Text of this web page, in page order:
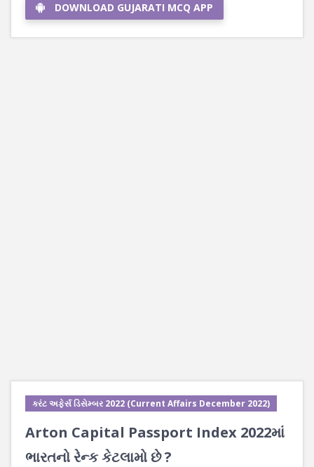
DOWNLOAD GUJARATI MCQ APP
કરંટ અફેર્સ ડિસેમ્બર 2022 (Current Affairs December 2022)
Arton Capital Passport Index 2022માં
ભારતનો રેન્ક કેટલામો છે ?